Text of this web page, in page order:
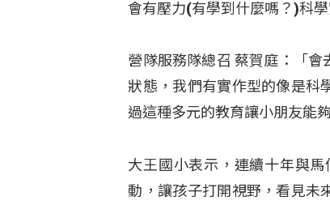
會有壓力(有學到什麼嗎？)科
營隊服務隊總召 蔡賀庭：「
狀態，我們有實作型的像是科
過這種多元的教育讓小朋友能
大王國小表示，連續十年與
動，讓孩子打開視野，看見未